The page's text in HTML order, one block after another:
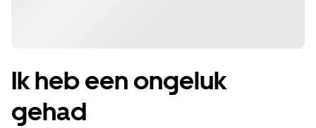
Ik heb een ongeluk
gehad